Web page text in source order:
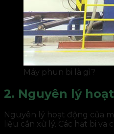
Máy phun bi là gì?
2. Nguyên lý
Nguyên lý hoạt động của
liệu cần xử lý. Các hạt bi